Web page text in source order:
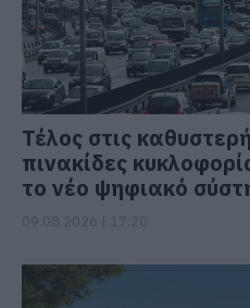
Τέλος στις
πινακίδες
το νέο ψηφιακό